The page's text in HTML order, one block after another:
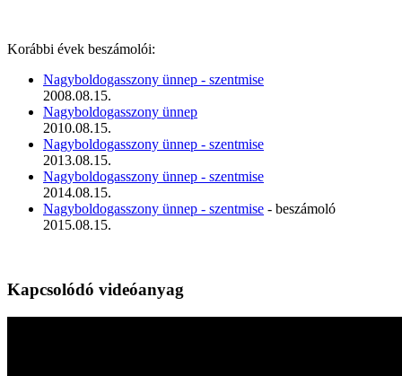
Korábbi évek beszámolói:
Nagyboldogasszony ünnep - szentmise
2008.08.15.
Nagyboldogasszony ünnep
2010.08.15.
Nagyboldogasszony ünnep - szentmise
2013.08.15.
Nagyboldogasszony ünnep - szentmise
2014.08.15.
Nagyboldogasszony ünnep - szentmise - beszámoló
2015.08.15.
Kapcsolódó videóanyag